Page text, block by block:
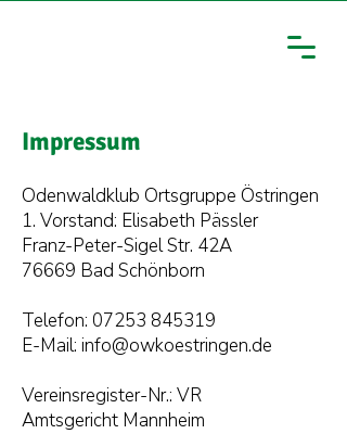
Impressum
Odenwaldklub Ortsgruppe Östringen
1. Vorstand: Elisabeth Pässler
Franz-Peter-Sigel Str. 42A
76669 Bad Schönborn
Telefon: 07253 845319
E-Mail: info@owkoestringen.de
Vereinsregister-Nr.: VR
Amtsgericht Mannheim